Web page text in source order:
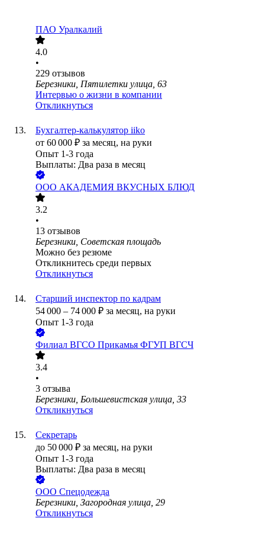
ПАО Уралкалий
4.0
•
229 отзывов
Березники, Пятилетки улица, 63
Интервью о жизни в компании
Откликнуться
Бухгалтер-калькулятор iiko
от 60 000 ₽ за месяц, на руки
Опыт 1-3 года
Выплаты: Два раза в месяц
ООО АКАДЕМИЯ ВКУСНЫХ БЛЮД
3.2
•
13 отзывов
Березники, Советская площадь
Можно без резюме
Откликнитесь среди первых
Откликнуться
Старший инспектор по кадрам
54 000 – 74 000 ₽ за месяц, на руки
Опыт 1-3 года
Филиал ВГСО Прикамья ФГУП ВГСЧ
3.4
•
3 отзыва
Березники, Большевистская улица, 33
Откликнуться
Секретарь
до 50 000 ₽ за месяц, на руки
Опыт 1-3 года
Выплаты: Два раза в месяц
ООО Спецодежда
Березники, Загородная улица, 29
Откликнуться